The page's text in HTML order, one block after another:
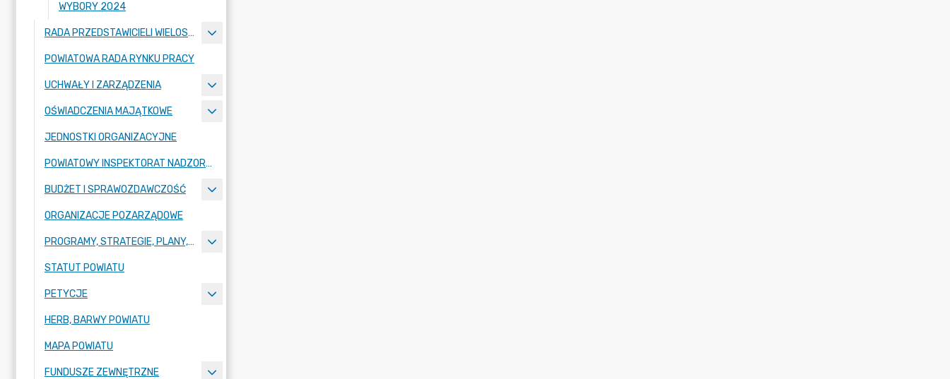
WYBORY 2024
RADA PRZEDSTAWICIELI WIELOSPECJALISTYCZNEGO ZESPOŁU OPIEKI ZDROWOTNEJ "BOLESŁAWIEC-ZGORZELEC" SAMODZIELNEGO PUBLICZNEGO ZAKŁADU OPIEKI ZDROWOTNEJ
POWIATOWA RADA RYNKU PRACY
UCHWAŁY I ZARZĄDZENIA
OŚWIADCZENIA MAJĄTKOWE
JEDNOSTKI ORGANIZACYJNE
POWIATOWY INSPEKTORAT NADZORU BUDOWLANEGO
BUDŻET I SPRAWOZDAWCZOŚĆ
ORGANIZACJE POZARZĄDOWE
PROGRAMY, STRATEGIE, PLANY, RAPORTY
STATUT POWIATU
PETYCJE
HERB, BARWY POWIATU
MAPA POWIATU
FUNDUSZE ZEWNĘTRZNE